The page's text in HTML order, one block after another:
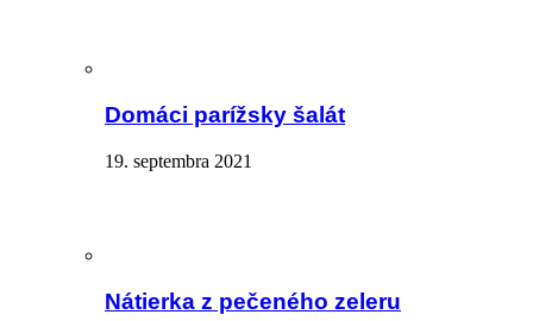
Domáci parížsky šalát
19. septembra 2021
Nátierka z pečeného zeleru